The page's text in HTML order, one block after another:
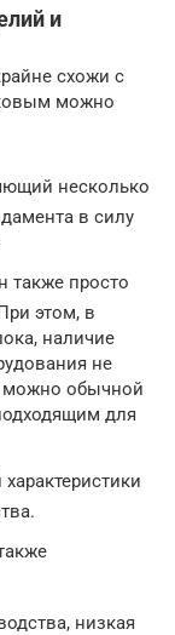
и
схожи с
можно
несколько
в силу
также просто
этом, в
наличие
не
можно обычной
для
низкая